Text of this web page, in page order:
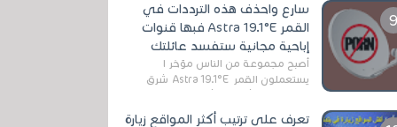
سارع واحذف هذه الترددات في
القمر Astra 19.1°E فبها قنوات
إباحية مجانية ستفسد عائلتك
أصبح مجموعة من الناس مؤخر ا
يستعملون القمر Astra 19.1°E شرق
قنوات مميزة جدا تنقل العديد من البرامج
تعرف على ترتيب أكثر المواقع زيارة